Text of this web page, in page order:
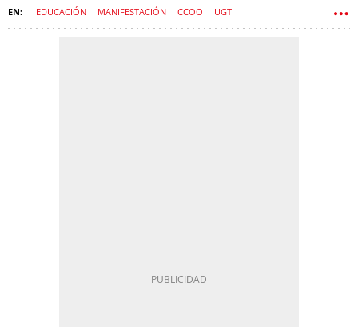
EDUCACIÓN MANIFESTACIÓN CCOO UGT